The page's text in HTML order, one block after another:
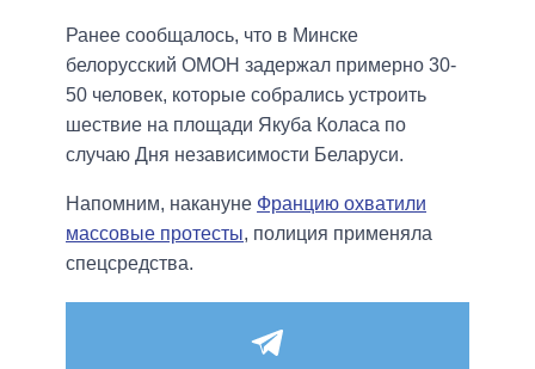
Ранее сообщалось, что в Минске
белорусский ОМОН задержал примерно 30-
50 человек, которые собрались устроить
шествие на площади Якуба Коласа по
случаю Дня независимости Беларуси.
Напомним, накануне Францию охватили
массовые протесты, полиция применяла
спецсредства.